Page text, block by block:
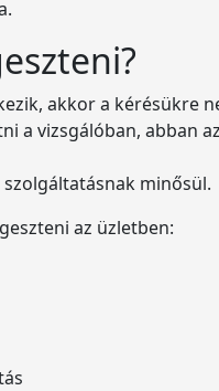
akkor a kérésükre
a vizsgálóban, abban
minősül.
az üzletben: